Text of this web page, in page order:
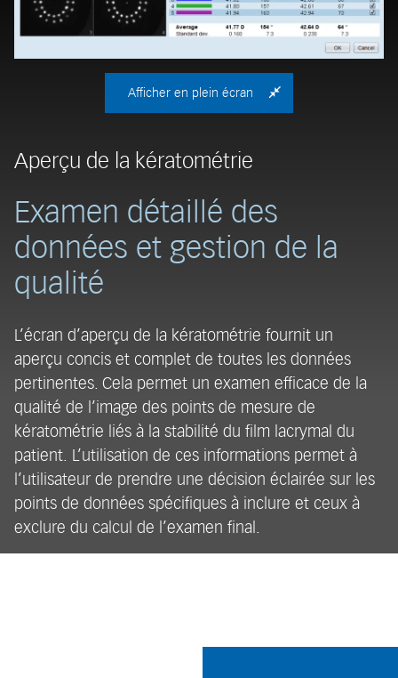
Afficher en plein écran
Aperçu de la kératométrie
Examen détaillé des
données et gestion de la
qualité
L’écran d’aperçu de la kératométrie fournit un
aperçu concis et complet de toutes les données
pertinentes. Cela permet un examen efficace de la
qualité de l’image des points de mesure de
kératométrie liés à la stabilité du film lacrymal du
patient. L’utilisation de ces informations permet à
l’utilisateur de prendre une décision éclairée sur les
points de données spécifiques à inclure et ceux à
exclure du calcul de l’examen final.